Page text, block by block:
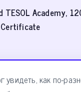
Academy,
увидеть, как по-